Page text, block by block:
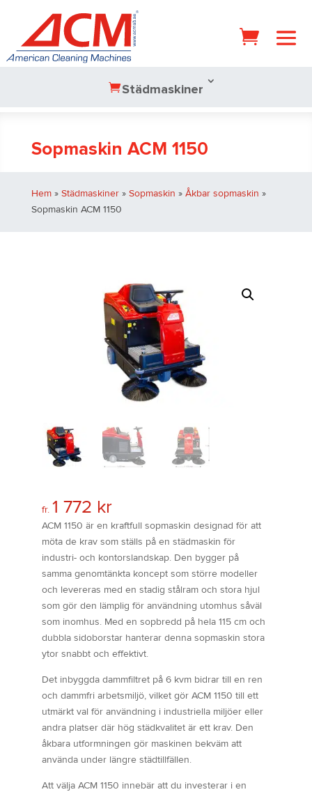
Städmaskiner
Sopmaskin ACM 1150
Hem» Städmaskiner» Sopmaskin » Åkbar sopmaskin »
Sopmaskin ACM 1150
fr. 1 772 kr
ACM 1150 är en kraftfull sopmaskin designad för att
möta de krav som ställs på en städmaskin för
industri- och kontorslandskap. Den bygger på
samma genomtänkta koncept som större modeller
och levereras med en stadig stålram och stora hjul
som gör den lämplig för användning utomhus såväl
som inomhus. Med en sopbredd på hela 115 cm och
dubbla sidoborstar hanterar denna sopmaskin stora
ytor snabbt och effektivt.
Det inbyggda dammfiltret på 6 kvm bidrar till en ren
och dammfri arbetsmiljö, vilket gör ACM 1150 till ett
utmärkt val för användning i industriella miljöer eller
andra platser där hög städkvalitet är ett krav. Den
åkbara utformningen gör maskinen bekväm att
använda under längre städtillfällen.
Att välja ACM 1150 innebär att du investerar i en